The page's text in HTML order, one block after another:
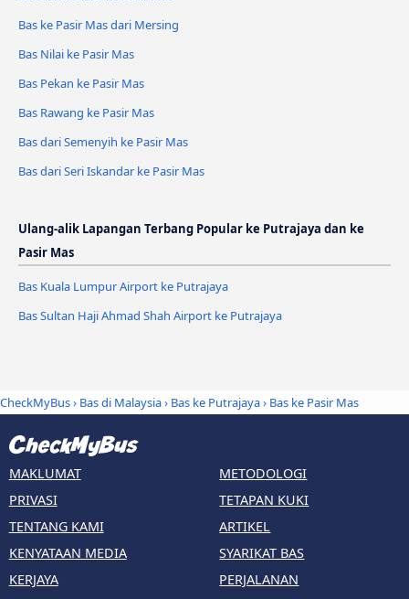
Bas ke Pasir Mas dari Mersing
Bas Nilai ke Pasir Mas
Bas Pekan ke Pasir Mas
Bas Rawang ke Pasir Mas
Bas dari Semenyih ke Pasir Mas
Bas dari Seri Iskandar ke Pasir Mas
Ulang-alik Lapangan Terbang Popular ke Putrajaya dan ke
Pasir Mas
Bas Kuala Lumpur Airport ke Putrajaya
Bas Sultan Haji Ahmad Shah Airport ke Putrajaya
CheckMyBus› Bas di Malaysia› Bas ke Putrajaya› Bas ke Pasir Mas
MAKLUMAT
PRIVASI
TENTANG KAMI
KENYATAAN MEDIA
KERJAYA
METODOLOGI
TETAPAN KUKI
ARTIKEL
SYARIKAT BAS
PERJALANAN